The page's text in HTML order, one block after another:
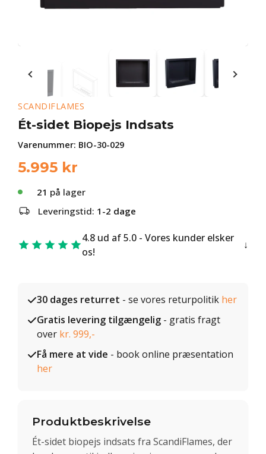
SCANDIFLAMES
Ét-sidet Biopejs Indsats
Varenummer: BIO-30-029
5.995 kr
21 på lager
Leveringstid: 1-2 dage
4.8 ud af 5.0 - Vores kunder elsker
os!
30 dages returret - se vores returpolitik her
Gratis levering tilgængelig - gratis fragt
over kr. 999,-
Få mere at vide - book online præsentation
her
Produktbeskrivelse
Ét-sidet biopejs indsats fra ScandiFlames, der